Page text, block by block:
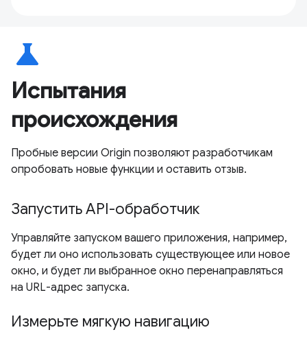
science
Испытания
происхождения
Пробные версии Origin позволяют разработчикам
опробовать новые функции и оставить отзыв.
Запустить API-обработчик
Управляйте запуском вашего приложения, например,
будет ли оно использовать существующее или новое
окно, и будет ли выбранное окно перенаправляться
на URL-адрес запуска.
Измерьте мягкую навигацию